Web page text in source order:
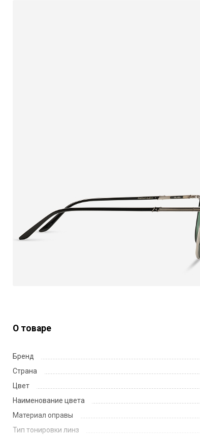
О товаре
Бренд
Страна
Цвет
Наименование цвета
Материал оправы
Тип тонировки линз